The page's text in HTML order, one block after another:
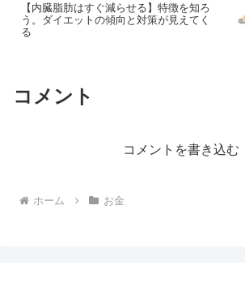
【内臓脂肪はすぐ減らせる】特徴を知ろ
う。ダイエットの傾向と対策が見えてく
る
コメント
コメントを書き込む
ホーム お金